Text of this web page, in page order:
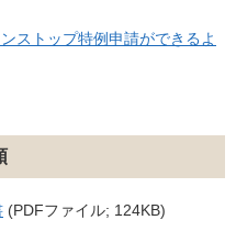
ンストップ特例申請ができるよ
(PDFファイル; 124KB)